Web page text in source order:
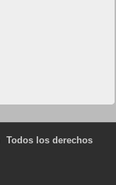
Todos los derechos